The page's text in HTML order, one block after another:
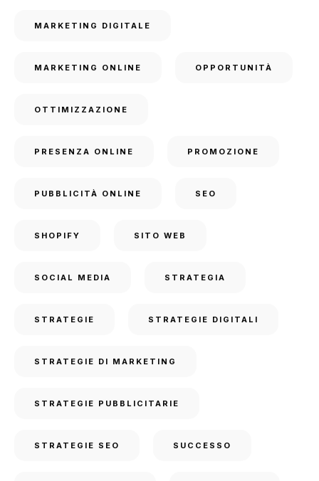
MARKETING DIGITALE
MARKETING ONLINE OPPORTUNITÀ
OTTIMIZZAZIONE
PRESENZA ONLINE PROMOZIONE
PUBBLICITÀ ONLINE SEO
SHOPIFY SITO WEB
SOCIAL MEDIA STRATEGIA
STRATEGIE STRATEGIE DIGITALI
STRATEGIE DI MARKETING
STRATEGIE PUBBLICITARIE
STRATEGIE SEO SUCCESSO